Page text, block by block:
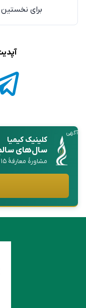
برای
آگهی
کلینیک کیمیا
سال‌های
مشاورهٔ معارفهٔ ۱۵ دقیقه‌ای رایگان، آنلاین